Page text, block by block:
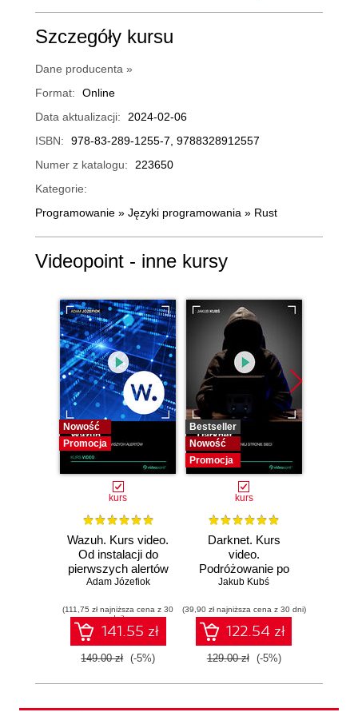
Szczegóły kursu
Dane producenta »
Format:
Online
Data aktualizacji:
2024-02-06
ISBN:
978-83-289-1255-7, 9788328912557
Numer z katalogu:
223650
Kategorie:
Programowanie » Języki programowania » Rust
Videopoint - inne kursy
Nowość
Promocja
kurs
Wazuh. Kurs video.
Od instalacji do
pierwszych alertów
Adam Józefiok
(111,75 zł najniższa cena z 30
dni)
141.55 zł
149.00 zł (-5%)
Bestseller
Nowość
Promocja
kurs
Darknet. Kurs
video.
Podróżowanie po
ciemnej stronie
Jakub Kubś
(39,90 zł najniższa cena z 30 dni)
122.54 zł
129.00 zł (-5%)